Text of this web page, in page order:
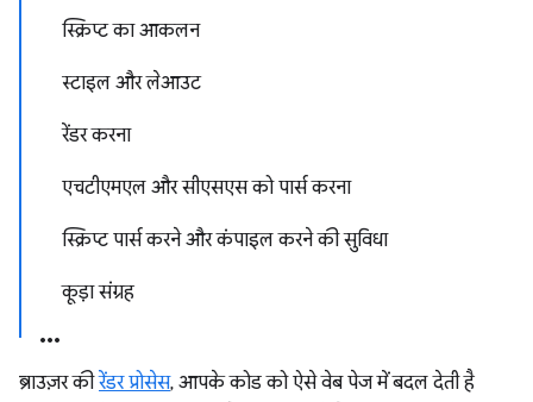
स्क्रिप्ट का आकलन
स्टाइल और लेआउट
रेंडर करना
एचटीएमएल और सीएसएस को पार्स करना
स्क्रिप्ट पार्स करने और कंपाइल करने की सुविधा
कूड़ा संग्रह
ब्राउज़र कीरेंडर प्रोसेस, आपके कोड को ऐसे वेब पेज में बदल देती है